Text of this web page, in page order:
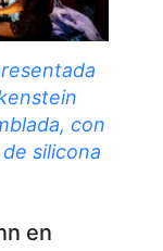
con
silicona
en